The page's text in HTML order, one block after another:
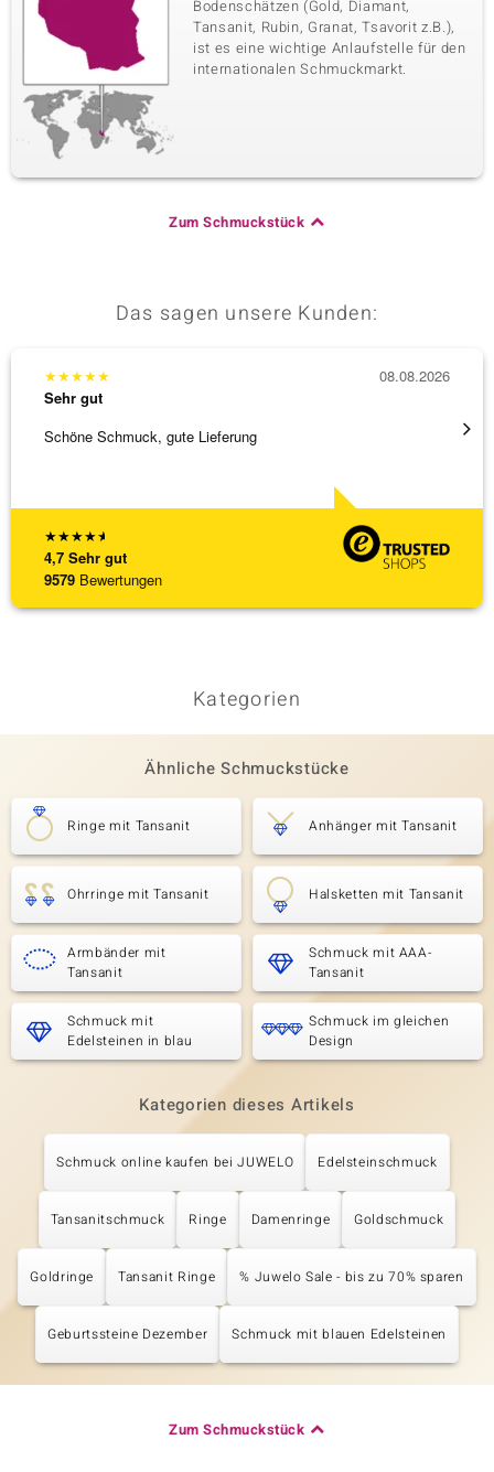
Bodenschätzen (Gold, Diamant,
Tansanit, Rubin, Granat, Tsavorit z.B.),
ist es eine wichtige Anlaufstelle für den
internationalen Schmuckmarkt.
Zum Schmuckstück
Das sagen unsere Kunden:
★★★★★
4,7 Sehr gut
9579 Bewertungen
★★★★★
Sehr gut
Schöne Schmuck, gute Lieferung
08.08.2026
Kategorien
Ähnliche Schmuckstücke
Ringe mit Tansanit Anhänger mit Tansanit
Ohrringe mit Tansanit Halsketten mit Tansanit
Armbänder mit
Tansanit
Schmuck mit AAA-
Tansanit
Schmuck mit
Edelsteinen in blau
Schmuck im gleichen
Design
Kategorien dieses Artikels
Schmuck online kaufen bei JUWELO Edelsteinschmuck
Tansanitschmuck Ringe Damenringe Goldschmuck
Goldringe Tansanit Ringe % Juwelo Sale - bis zu 70% sparen
Geburtssteine Dezember Schmuck mit blauen Edelsteinen
Zum Schmuckstück